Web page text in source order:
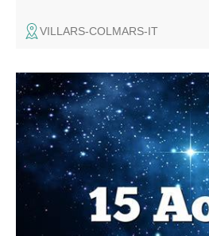
VILLARS-COLMARS-IT
Bals, soirée musicale, concours de
foot, jeux pour enfants… Six jours
aïoli monstre !